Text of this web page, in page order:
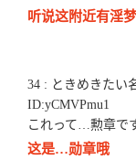
听说这附近有淫
34 : ときめきたい
ID:yCMVPmu1
これって…勲章で
这是…勋章哦